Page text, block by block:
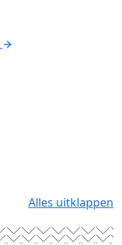
Alles uitklappen